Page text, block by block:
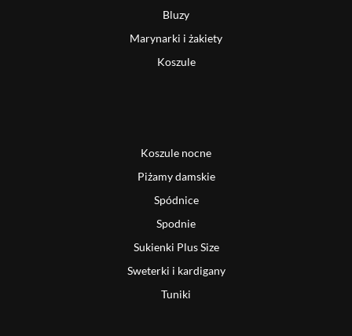
Bluzy
Marynarki i żakiety
Koszule
Koszule nocne
Piżamy damskie
Spódnice
Spodnie
Sukienki Plus Size
Sweterki i kardigany
Tuniki